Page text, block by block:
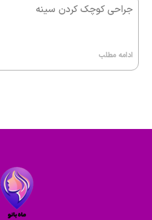
جراحی کوچک کردن سینه
ادامه مطلب